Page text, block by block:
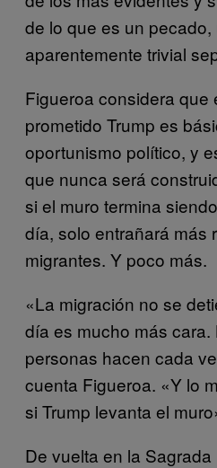
de lo que es un
aparentemente trivial
Figueroa considera que
prometido Trump es
oportunismo político, y
que nunca será
si el muro termina
día, solo entrañará más
migrantes. Y poco más.
«La migración no se
día es mucho más
personas hacen cada
cuenta Figueroa. «Y lo
si Trump levanta el
De vuelta en la